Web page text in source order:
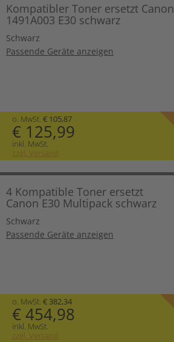
Kompatibler Toner ersetzt Canon
1491A003 E30 schwarz
Schwarz
Passende Geräte anzeigen
o. MwSt. € 105,87
€ 125,99
inkl. MwSt.
zzgl. Versand
4 Kompatible Toner ersetzt
Canon E30 Multipack schwarz
Schwarz
Passende Geräte anzeigen
o. MwSt. € 382,34
€ 454,98
inkl. MwSt.
zzgl. Versand